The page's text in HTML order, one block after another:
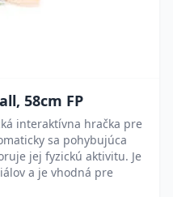
58cm FP
interaktívna hračka pre
sa pohybujúca
jej fyzickú aktivitu. Je
a je vhodná pre